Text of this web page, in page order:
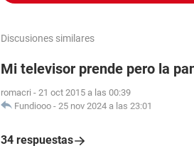
Discusiones similares
Mi televisor prende pero la
romacri - 21 oct 2015 a las 00:39
Fundiooo - 25 nov 2024 a las 23:01
34 respuestas